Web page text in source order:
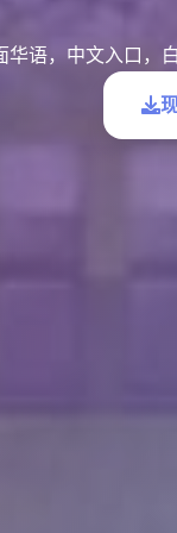
华语，中文入口，